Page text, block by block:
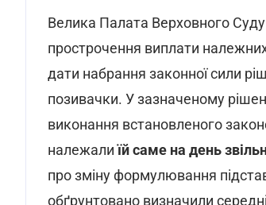
Велика Палата Верховного
прострочення виплати
дати набрання законної сили
позивачки. У зазначеному
виконання встановленого
належалиїй саме на день
про зміну формулювання
обґрунтовано визначили